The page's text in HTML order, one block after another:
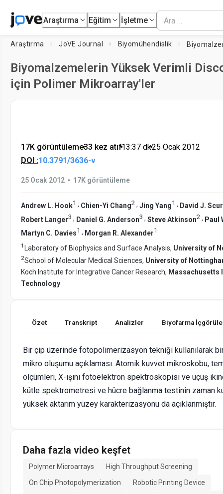
Araştırma Eğitim İşletme
Araştırma JoVE Journal Biyomühendislik
Biyomalzemelerin Yüksek Verimli
için Polimer Mikroarray'ler
17K görüntüleme•33 kez atıf•13:37 dk•25 Ocak 2012
DOI :10.3791/3636-v
25 Ocak 2012 • 17K görüntüleme
Andrew L. Hook1 , Chien-Yi Chang2 , Jing Yang1 , David J.
Robert Langer3 , Daniel G. Anderson3 , Steve Atkinson2 , Paul
Martyn C. Davies1 , Morgan R. Alexander1
1 Laboratory of Biophysics and Surface Analysis, University of
2School of Molecular Medical Sciences, University of
Koch Institute for Integrative Cancer Research, Massachusetts
Technology
Özet Transkript Analizler Biyofarma
Bir çip üzerinde fotopolimerizasyon tekniği kullanılarak
mikro oluşumu açıklaması. Atomik kuvvet mikroskobu,
ölçümleri, X-ışını fotoelektron spektroskopisi ve uçuş
kütle spektrometresi ve hücre bağlanma testinin zaman
yüksek aktarım yüzey karakterizasyonu da açıklanmıştır.
Daha fazla video keşfet
Polymer Microarrays
High Throughput Screening
On Chip Photopolymerization
Robotic Printing Device